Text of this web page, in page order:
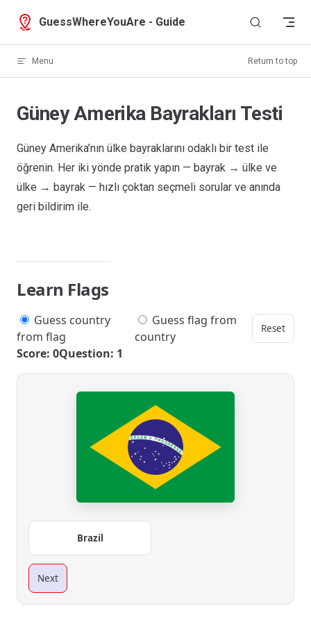
Skip to content
GuessWhereYouAre - Guide
Menu Return to top
Güney Amerika Bayrakları Testi
Güney Amerika’nın ülke bayraklarını odaklı bir test ile
öğrenin. Her iki yönde pratik yapın — bayrak → ülke ve
ülke → bayrak — hızlı çoktan seçmeli sorular ve anında
geri bildirim ile.
Learn Flags
Guess country
from flag
Guess flag from
country
Reset
Score: 0Question: 1
Brazil
Next